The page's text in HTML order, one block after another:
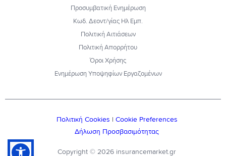
Προσυμβατική Ενημέρωση
Κωδ. Δεοντ/γίας Ηλ Εμπ.
Πολιτική Αιτιάσεων
Πολιτική Απορρήτου
Όροι Χρήσης
Ενημέρωση Υποψηφίων Εργαζομένων
Πολιτική Cookies
Cookie Preferences
Δήλωση Προσβασιμότητας
Copyright © 2026 insurancemarket.gr